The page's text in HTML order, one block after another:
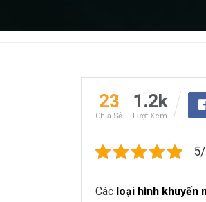
23
Chia Sẻ
1.2k
Lượt Xem
Các loại hình khuyến